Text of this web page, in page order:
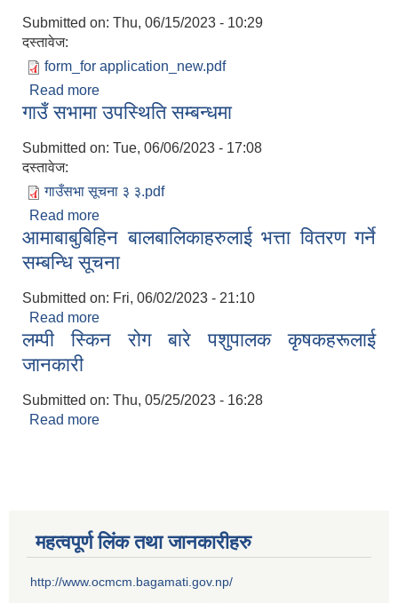
Submitted on: Thu, 06/15/2023 - 10:29
दस्तावेज:
form_for application_new.pdf
Read more
गाउँ सभामा उपस्थिति सम्बन्धमा
Submitted on: Tue, 06/06/2023 - 17:08
दस्तावेज:
गाउँसभा सूचना ३ ३.pdf
Read more
आमाबाबुबिहिन बालबालिकाहरुलाई भत्ता वितरण गर्ने
सम्बन्धि सूचना
Submitted on: Fri, 06/02/2023 - 21:10
Read more
सम्बन्धि सूचना
लम्पी स्किन रोग बारे पशुपालक कृषकहरूलाई
जानकारी
Submitted on: Thu, 05/25/2023 - 16:28
Read more
महत्वपूर्ण लिंक तथा जानकारीहरु
http://www.ocmcm.bagamati.gov.np/